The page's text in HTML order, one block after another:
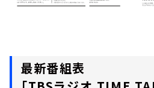
最新番組表